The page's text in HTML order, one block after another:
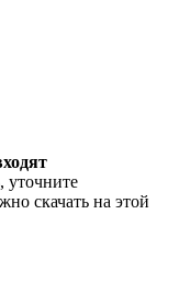
уточните
скачать на этой